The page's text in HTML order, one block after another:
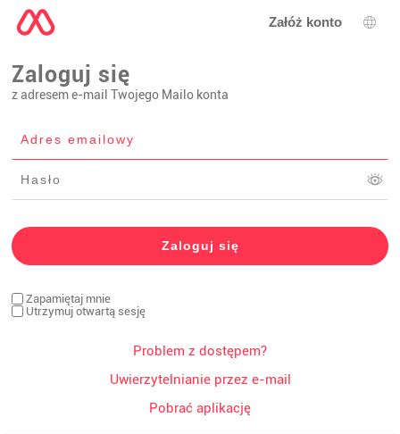
Załóż konto
Zaloguj się
z adresem e-mail Twojego Mailo konta
Zapamiętaj mnie
Utrzymuj otwartą sesję
Problem z dostępem?
Uwierzytelnianie przez e-mail
Pobrać aplikację